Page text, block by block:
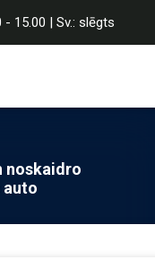
- 15.00 | Sv.: slēgts
noskaidro
auto